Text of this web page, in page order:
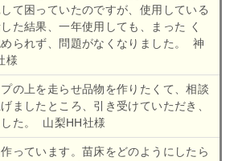
て困っていたのですが、使用している
た結果、一年使用しても、まった く
られず、問題がなくなりました。 神
様
の上を走らせ品物を作りたくて、相談
ましたところ、引き受けていただき、
た。 山梨HH社様
っています。苗床をどのようにしたら